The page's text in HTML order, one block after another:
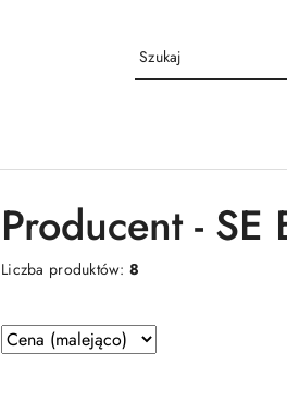
Producent - SE
Liczba produktów:8
Zastosowano
sortowanie:
Sortuj
według